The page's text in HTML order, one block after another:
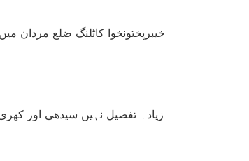
خیبرپختونخوا کاٹلنگ ضلع مردان
زیادہ تفصیل نہیں سیدھی اور